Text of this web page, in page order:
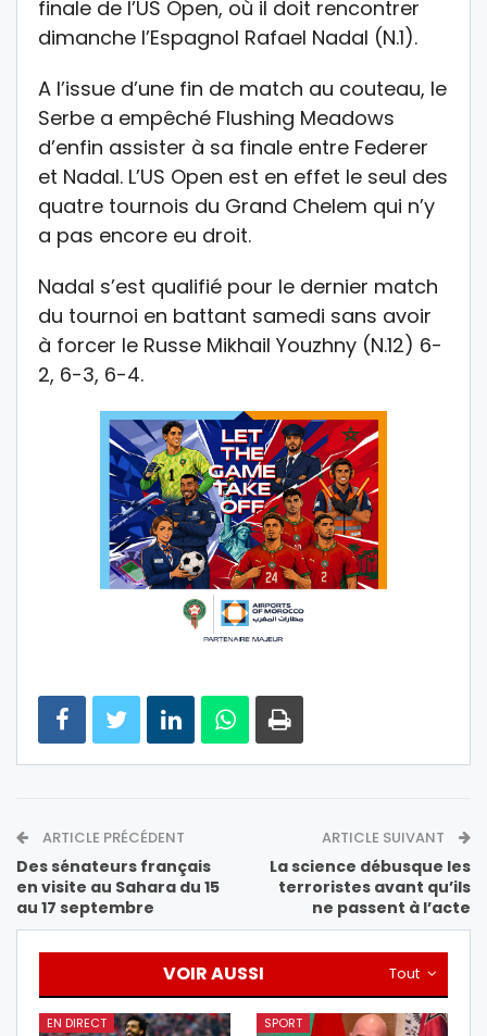
finale de l’US Open, où il doit rencontrer
dimanche l’Espagnol Rafael Nadal (N.1).
A l’issue d’une fin de match au couteau, le
Serbe a empêché Flushing Meadows
d’enfin assister à sa finale entre Federer
et Nadal. L’US Open est en effet le seul des
quatre tournois du Grand Chelem qui n’y
a pas encore eu droit.
Nadal s’est qualifié pour le dernier match
du tournoi en battant samedi sans avoir
à forcer le Russe Mikhail Youzhny (N.12) 6-
2, 6-3, 6-4.
ARTICLE PRÉCÉDENT
Des sénateurs français
en visite au Sahara du 15
au 17 septembre
ARTICLE SUIVANT
La science débusque les
terroristes avant qu’ils
ne passent à l’acte
Tout
VOIR AUSSI
EN DIRECT SPORT